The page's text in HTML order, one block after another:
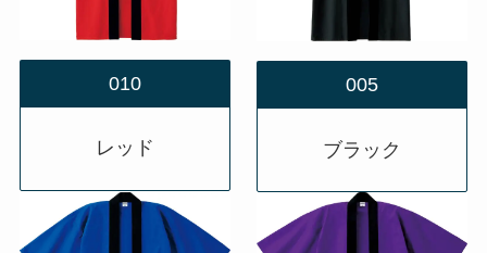
010
レッド
005
ブラック